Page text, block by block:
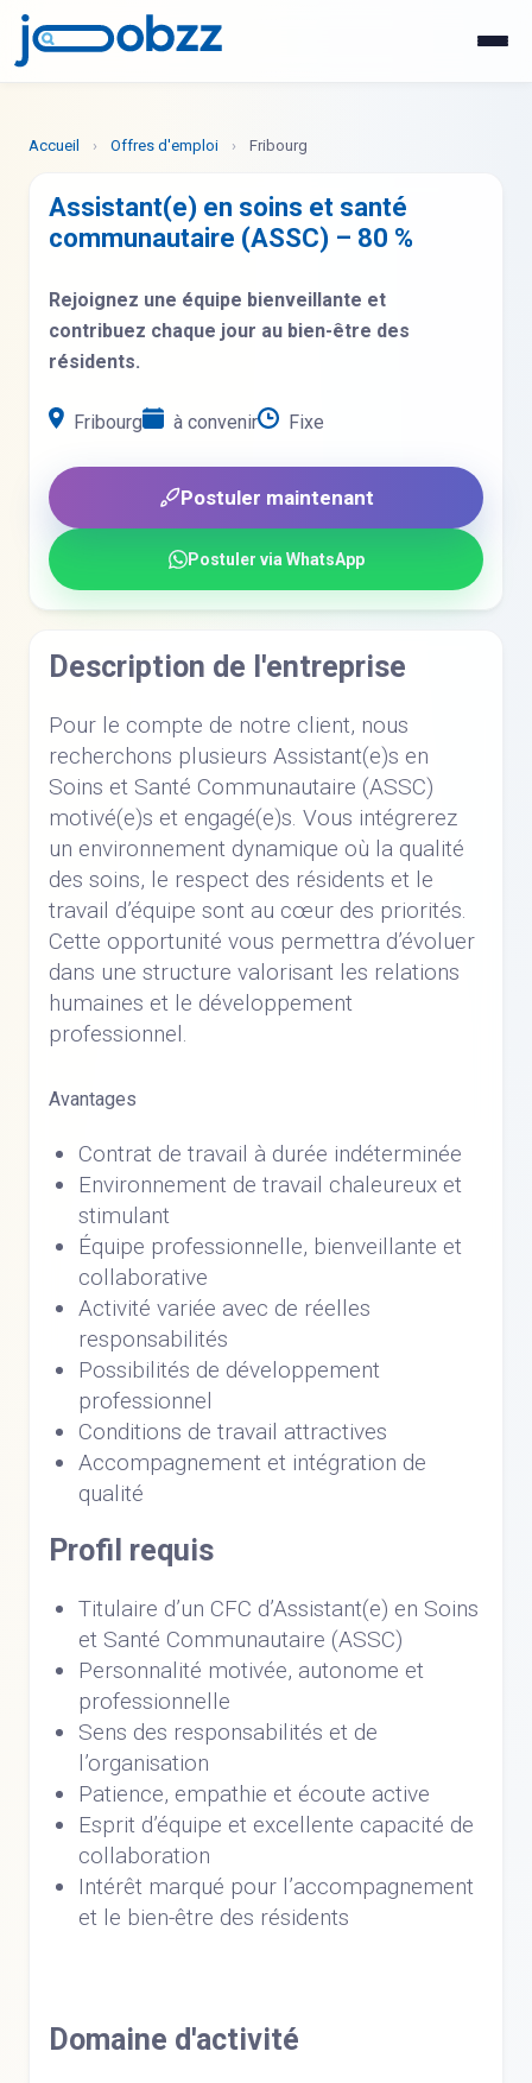
Accueil › Offres d'emploi › Fribourg
Assistant(e) en soins et santé
communautaire (ASSC) – 80 %
Rejoignez une équipe bienveillante et
contribuez chaque jour au bien-être des
résidents.
Fribourg à convenir Fixe
Postuler maintenant
Postuler via WhatsApp
Description de l'entreprise
Pour le compte de notre client, nous
recherchons plusieurs Assistant(e)s en
Soins et Santé Communautaire (ASSC)
motivé(e)s et engagé(e)s. Vous intégrerez
un environnement dynamique où la qualité
des soins, le respect des résidents et le
travail d’équipe sont au cœur des priorités.
Cette opportunité vous permettra d’évoluer
dans une structure valorisant les relations
humaines et le développement
professionnel.
Avantages
Contrat de travail à durée indéterminée
Environnement de travail chaleureux et
stimulant
Équipe professionnelle, bienveillante et
collaborative
Activité variée avec de réelles
responsabilités
Possibilités de développement
professionnel
Conditions de travail attractives
Accompagnement et intégration de
qualité
Profil requis
Titulaire d’un CFC d’Assistant(e) en Soins
et Santé Communautaire (ASSC)
Personnalité motivée, autonome et
professionnelle
Sens des responsabilités et de
l’organisation
Patience, empathie et écoute active
Esprit d’équipe et excellente capacité de
collaboration
Intérêt marqué pour l’accompagnement
et le bien-être des résidents
Domaine d'activité